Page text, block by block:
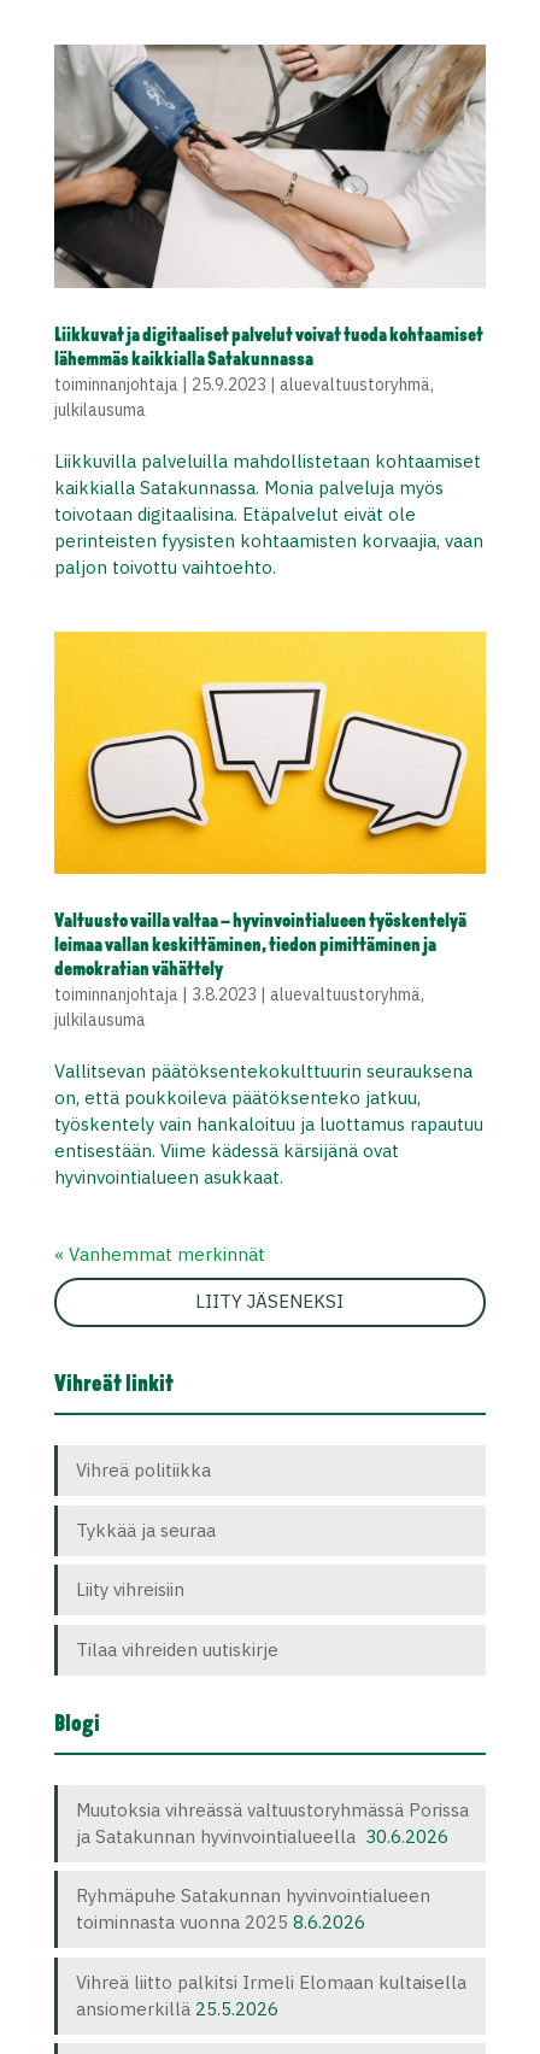
Liikkuvat ja digitaaliset palvelut voivat tuoda kohtaamiset
lähemmäs kaikkialla Satakunnassa
toiminnanjohtaja| 25.9.2023 | aluevaltuustoryhmä,
julkilausuma
Liikkuvilla palveluilla mahdollistetaan kohtaamiset
kaikkialla Satakunnassa. Monia palveluja myös
toivotaan digitaalisina. Etäpalvelut eivät ole
perinteisten fyysisten kohtaamisten korvaajia, vaan
paljon toivottu vaihtoehto.
Valtuusto vailla valtaa – hyvinvointialueen työskentelyä
leimaa vallan keskittäminen, tiedon pimittäminen ja
demokratian vähättely
toiminnanjohtaja| 3.8.2023 | aluevaltuustoryhmä,
julkilausuma
Vallitsevan päätöksentekokulttuurin seurauksena
on, että poukkoileva päätöksenteko jatkuu,
työskentely vain hankaloituu ja luottamus rapautuu
entisestään. Viime kädessä kärsijänä ovat
hyvinvointialueen asukkaat.
« Vanhemmat merkinnät
LIITY JÄSENEKSI
Vihreät linkit
Vihreä politiikka
Tykkää ja seuraa
Liity vihreisiin
Tilaa vihreiden uutiskirje
Blogi
Muutoksia vihreässä valtuustoryhmässä Porissa
ja Satakunnan hyvinvointialueella 30.6.2026
Ryhmäpuhe Satakunnan hyvinvointialueen
toiminnasta vuonna 2025 8.6.2026
Vihreä liitto palkitsi Irmeli Elomaan kultaisella
ansiomerkillä 25.5.2026